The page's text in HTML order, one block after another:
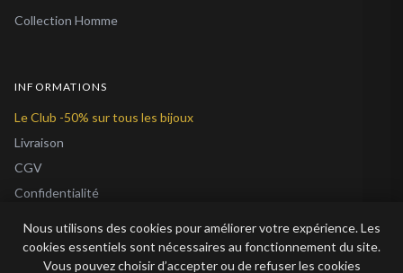
Collection Homme
INFORMATIONS
Le Club -50% sur tous les bijoux
Livraison
CGV
Confidentialité
À Propos
Nous utilisons des cookies pour améliorer votre expérience. Les
cookies essentiels sont nécessaires au fonctionnement du site.
Vous pouvez choisir d’accepter ou de refuser les cookies